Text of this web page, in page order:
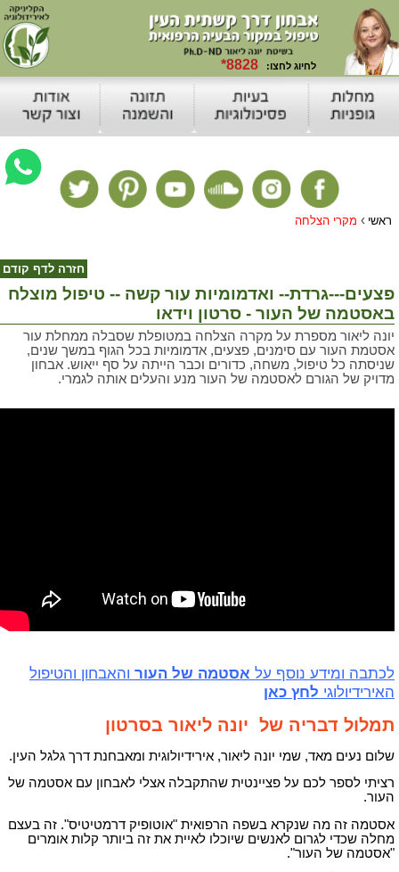
ראשי › מקרי הצלחה
חזרה לדף קודם
פצעים---גרדת-- ואדמומיות עור קשה -- טיפול מוצלח
באסטמה של העור - סרטון וידאו
יונה ליאור מספרת על מקרה הצלחה במטופלת שסבלה ממחלת עור
אסטמת העור עם סימנים, פצעים, אדמומיות בכל הגוף במשך שנים,
שניסתה כל טיפול, משחה, כדורים וכבר הייתה על סף ייאוש. אבחון
מדויק של הגורם לאסטמה של העור מנע והעלים אותה לגמרי.
לכתבה ומידע נוסף על אסטמה של העור והאבחון והטיפול
האירידיולוגי לחץ כאן
תמלול דבריה של יונה ליאור בסרטון
שלום נעים מאד, שמי יונה ליאור, אירידיולוגית ומאבחנת דרך גלגל העין.
רציתי לספר לכם על פציינטית שהתקבלה אצלי לאבחון עם אסטמה של
העור.
אסטמה זה מה שנקרא בשפה הרפואית "אוטופיק דרמטיטיס". זה בעצם
מחלה שכדי לגרום לאנשים שיוכלו לאיית את זה ביותר קלות אומרים
"אסטמה של העור".